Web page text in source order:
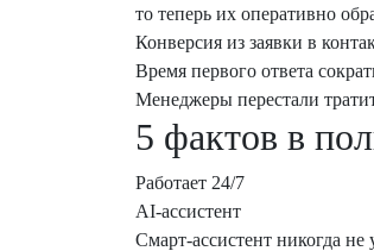
то теперь их оперативно
Конверсия из заявки в
Время первого ответа
Менеджеры перестали
5 фактов в
Работает 24/7
AI-ассистент
Смарт-ассистент никогда